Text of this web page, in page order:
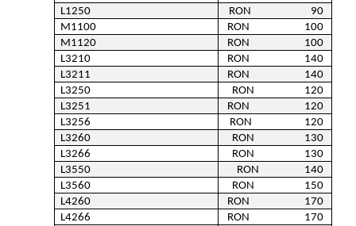
L1250
RON                         90
M1100
RON                       100
M1120
RON                       100
L3210
RON                       140
L3211
RON                       140
L3250
RON                     120
L3251
RON                       120
L3256
RON                      120
L3260
RON                     130
L3266
RON                     130
L3550
RON                   140
L3560
RON                     150
L4260
RON                       170
L4266
RON                       170